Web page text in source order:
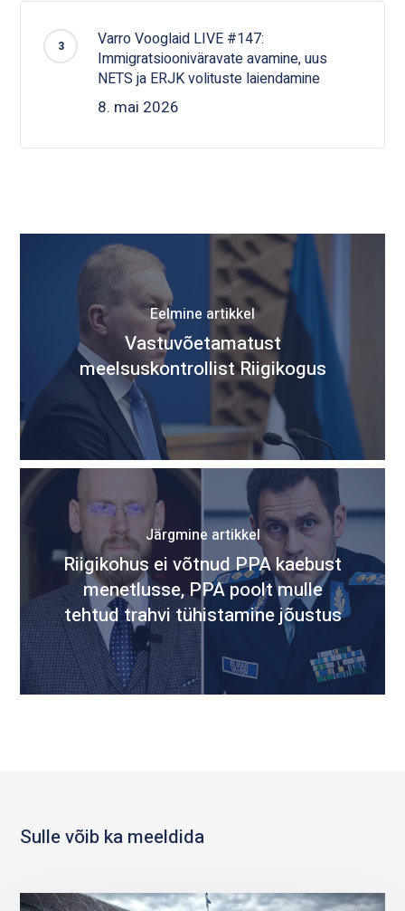
Varro Vooglaid LIVE #147:
Immigratsiooniväravate avamine, uus
NETS ja ERJK volituste laiendamine
8. mai 2026
Eelmine artikkel
Vastuvõetamatust
meelsuskontrollist Riigikogus
Järgmine artikkel
Riigikohus ei võtnud PPA kaebust
menetlusse, PPA poolt mulle
tehtud trahvi tühistamine jõustus
Sulle võib ka meeldida